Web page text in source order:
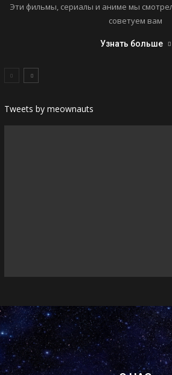
Эти фильмы, сериалы и аниме мы
советуем вам
Узнать больше
Tweets by meownauts